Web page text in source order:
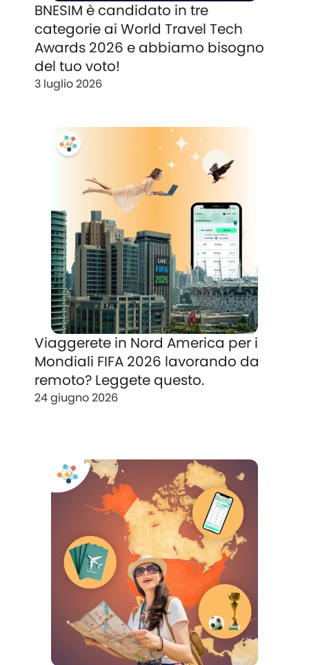
BNESIM è candidato in tre
categorie ai World Travel Tech
Awards 2026 e abbiamo bisogno
del tuo voto!
3 luglio 2026
Viaggerete in Nord America per i
Mondiali FIFA 2026 lavorando da
remoto? Leggete questo.
24 giugno 2026